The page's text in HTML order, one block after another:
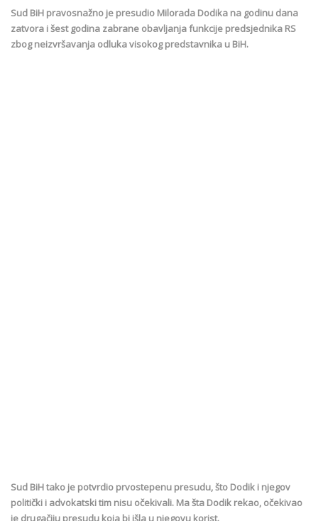
Sud BiH pravosnažno je presudio Milorada Dodika na godinu dana
zatvora i šest godina zabrane obavljanja funkcije predsjednika RS
zbog neizvršavanja odluka visokog predstavnika u BiH.
Sud BiH tako je potvrdio prvostepenu presudu, što Dodik i njegov
politički i advokatski tim nisu očekivali. Ma šta Dodik rekao, očekivao
je drugačiju presudu koja bi išla u njegovu korist.